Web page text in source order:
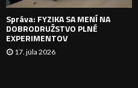
Správa: FYZIKA SA MENÍ NA
DOBRODRUŽSTVO PLNÉ
EXPERIMENTOV
17. júla 2026